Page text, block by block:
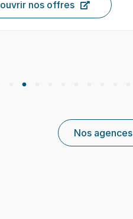
Nos agences